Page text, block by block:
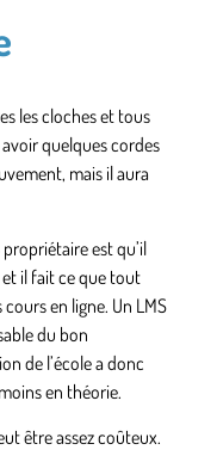
les cloches et tous
quelques cordes
mais il aura
est qu’il
il fait ce que tout
en ligne. Un LMS
du bon
de l’école a donc
en théorie.
être assez coûteux.